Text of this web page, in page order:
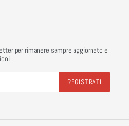
per rimanere sempre aggiornato e
REGISTRATI